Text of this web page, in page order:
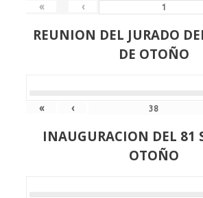
« ‹
REUNION DEL JURADO
DE OTOÑO
« ‹
INAUGURACION DEL 81
OTOÑO